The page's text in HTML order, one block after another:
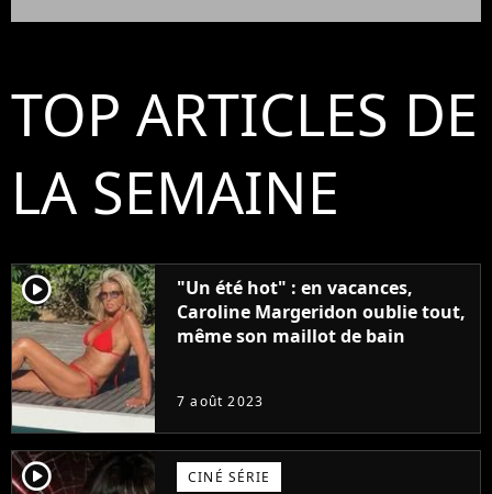
TOP ARTICLES DE
LA SEMAINE
player2
"Un été hot" : en vacances,
Caroline Margeridon oublie tout,
même son maillot de bain
7 août 2023
player2 CINÉ SÉRIE